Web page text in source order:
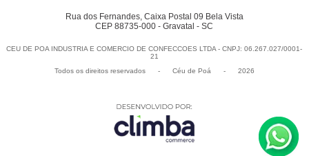
Rua dos Fernandes, Caixa Postal 09 Bela Vista
CEP 88735-000 - Gravatal - SC
CEU DE POA INDUSTRIA E COMERCIO DE CONFECCOES LTDA - CNPJ: 06.267.027/0001-
21
Todos os direitos reservados
- Céu de Po - 2026